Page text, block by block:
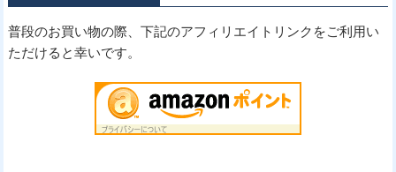
普段のお買い物の際、下記のアフィリエイトリンクをご利用い
ただけると幸いです。